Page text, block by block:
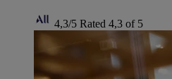
4,3/5 Rated 4,3 of 5